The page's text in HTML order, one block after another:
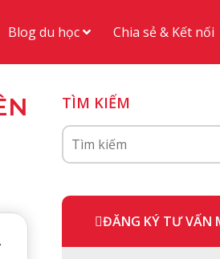
Blog du học Chia sẻ & Kết nối
TÌM KIẾM
ĐĂNG KÝ TƯ VẤN